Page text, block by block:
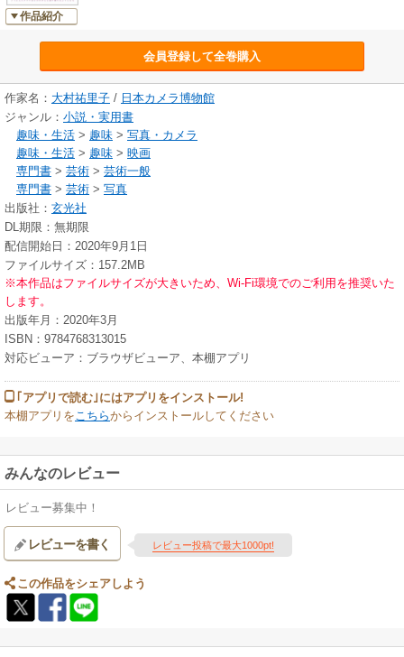
・YURIKO OMURA FILM GALLERY 「COLORS」
・あなたにフィットするフィルムカメラはどのタイプ?オススメカメラ診断
・フィルムカメラの種類別撮影ステップ
・フィルムカメラにまつわる いろんなコトバ
・始める前に知っておこう フィルムカメラのお作法
・いま入手しやすい現行フィルムリスト
・好みのフィルムを見つけようカラーネガフィルムチャート
・オススメのフィルムカメラ 11選
キヤノン オートボーイ
オリンパス XA
ニコン New FM2
コンタックス Aria
ローライフレックス 2.8F
他
・撮影が終わったフィルム、どうしたらいい?現像から写真になるまで
・仕上がりイメージを伝えて思いどおりのプリントが作れる!
・撮り終えたフィルムはこんなところで現像できます!
・フィルムカメラとレンズを買うときに気をつけたいこと
コラム:私とフィルムカメラとの出会い、そして私と写真との関係
作品紹介
会員登録して全巻購入
作家名： 大村祐里子 / 日本カメラ博物館
ジャンル： 小説・実用書
趣味・生活 > 趣味 > 写真・カメラ
趣味・生活 > 趣味 > 映画
専門書 > 芸術 > 芸術一般
専門書 > 芸術 > 写真
出版社： 玄光社
DL期限：無期限
配信開始日：2020年9月1日
ファイルサイズ：157.2MB
※本作品はファイルサイズが大きいため、Wi-Fi環境でのご利用を推奨いた
します。
出版年月：2020年3月
ISBN：9784768313015
対応ビューア：ブラウザビューア、本棚アプリ
｢アプリで読む｣にはアプリをインストール!
本棚アプリを こちらからインストールしてください
みんなのレビュー
レビュー募集中！
レビューを書く レビュー投稿で最大1000pt!
この作品をシェアしよう